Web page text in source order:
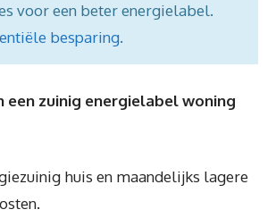
voor een beter energielabel.
besparing.
een zuinig energielabel woning
huis en maandelijks lagere